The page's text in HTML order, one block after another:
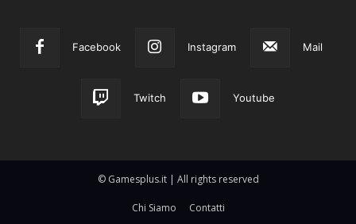
Facebook Instagram Mail
Twitch Youtube
© Gamesplus.it | All rights reserved
Chi Siamo Contatti